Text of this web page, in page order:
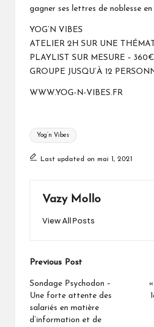
gagner ses lettres de noblesse en
YOG’N VIBES
ATELIER 2H SUR UNE
PLAYLIST SUR MESURE –
GROUPE JUSQU’À 12
WWW.YOG-N-VIBES.FR
Tags:
Yog’n Vibes
Last updated on mai 1, 2021
Vazy Mollo
View All Posts
Post
navigation
Previous Post
Sondage Psychodon –
Une forte attente des
salariés en matière
d’information et de